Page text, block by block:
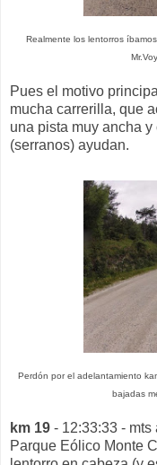
Realmente los lentorros
Pues el motivo
mucha carrerilla, que
una pista muy ancha
(serranos) ayudan.
Perdón por el adelantamiento
bajadas
km 19 - 12:33:33 - mts
Parque Eólico Monte